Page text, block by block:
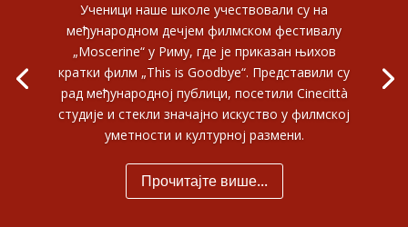
Ученици наше школе учествовали су на
међународном дечјем филмском фестивалу
„Moscerine“ у Риму, где је приказан њихов
кратки филм „This is Goodbye“. Представили су
рад међународној публици, посетили Cinecittà
студије и стекли значајно искуство у филмској
уметности и културној размени.
Прочитајте више...